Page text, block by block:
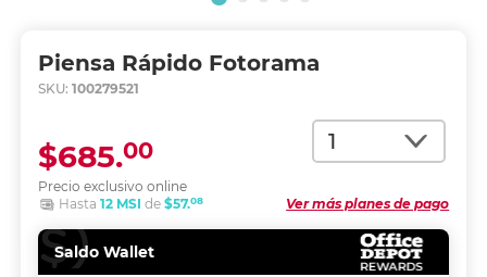
Piensa Rápido Fotorama
SKU: 100279521
Cantidad
Precio exclusivo online
$685.00
Ver más planes de pago
Hasta 12 MSI de $57.08
Saldo Wallet